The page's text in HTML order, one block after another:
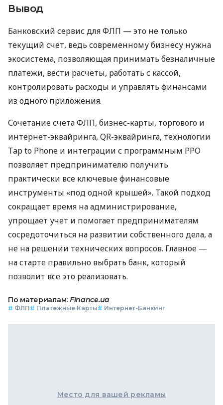
Вывод
Банковский сервис для ФЛП — это не только
текущий счет, ведь современному бизнесу нужна
экосистема, позволяющая принимать безналичные
платежи, вести расчеты, работать с кассой,
контролировать расходы и управлять финансами
из одного приложения.
Сочетание счета ФЛП, бизнес-карты, торгового и
интернет-эквайринга, QR-эквайринга, технологии
Tap to Phone и интеграции с программным РРО
позволяет предпринимателю получить
практически все ключевые финансовые
инструменты «под одной крышей». Такой подход
сокращает время на администрирование,
упрощает учет и помогает предпринимателям
сосредоточиться на развитии собственного дела, а
не на решении технических вопросов. Главное —
на старте правильно выбрать банк, который
позволит все это реализовать.
По материалам: Finance.ua
# ФЛП# Платежные Карты# Интернет-Банкинг
Место для вашей рекламы